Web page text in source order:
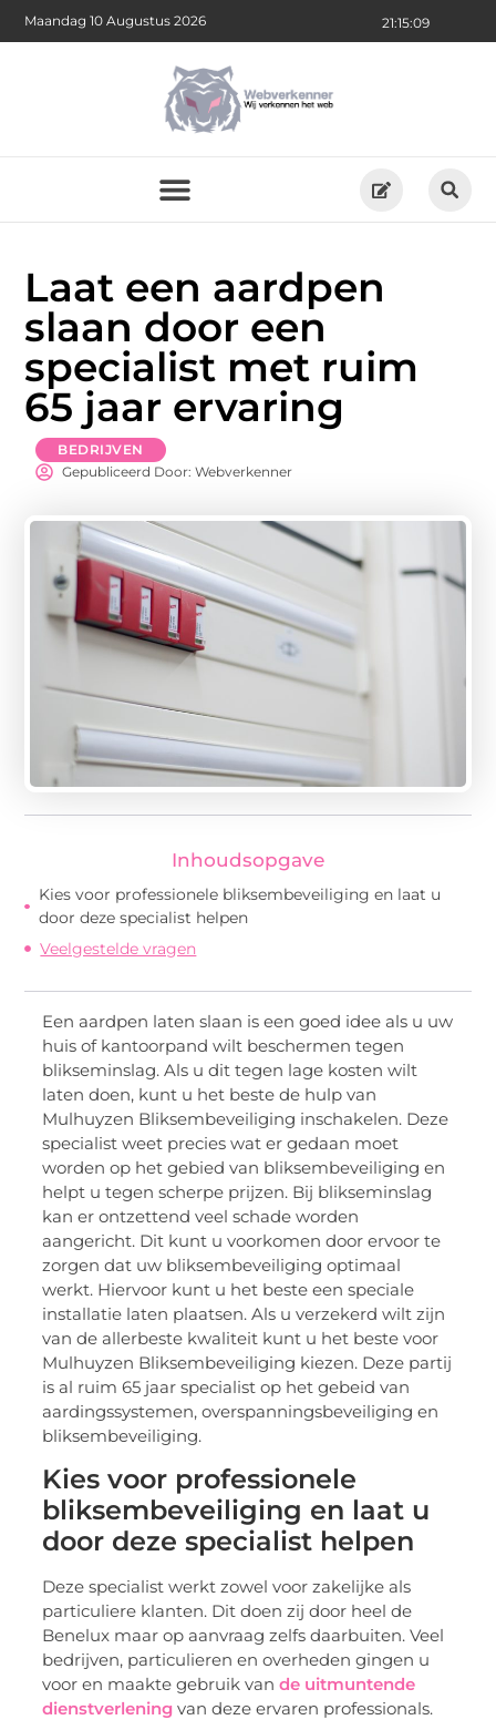
21:15:10
Maandag 10 Augustus 2026
Laat een aardpen
slaan door een
specialist met ruim
65 jaar ervaring
BEDRIJVEN
Gepubliceerd Door: Webverkenner
Inhoudsopgave
Kies voor professionele bliksembeveiliging en laat u
door deze specialist helpen
Veelgestelde vragen
Een aardpen laten slaan is een goed idee als u uw
huis of kantoorpand wilt beschermen tegen
blikseminslag. Als u dit tegen lage kosten wilt
laten doen, kunt u het beste de hulp van
Mulhuyzen Bliksembeveiliging inschakelen. Deze
specialist weet precies wat er gedaan moet
worden op het gebied van bliksembeveiliging en
helpt u tegen scherpe prijzen. Bij blikseminslag
kan er ontzettend veel schade worden
aangericht. Dit kunt u voorkomen door ervoor te
zorgen dat uw bliksembeveiliging optimaal
werkt. Hiervoor kunt u het beste een speciale
installatie laten plaatsen. Als u verzekerd wilt zijn
van de allerbeste kwaliteit kunt u het beste voor
Mulhuyzen Bliksembeveiliging kiezen. Deze partij
is al ruim 65 jaar specialist op het gebeid van
aardingssystemen, overspanningsbeveiliging en
bliksembeveiliging.
Kies voor professionele
bliksembeveiliging en laat u
door deze specialist helpen
Deze specialist werkt zowel voor zakelijke als
particuliere klanten. Dit doen zij door heel de
Benelux maar op aanvraag zelfs daarbuiten. Veel
bedrijven, particulieren en overheden gingen u
voor en maakte gebruik vande uitmuntende
dienstverlening van deze ervaren professionals.